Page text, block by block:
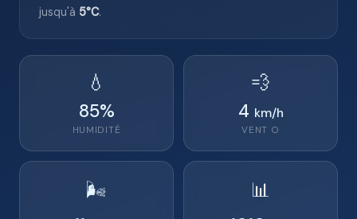
jusqu'à 5°C.
💧
85%
HUMIDITÉ
💨
4 km/h
VENT O
🌬️ 📊